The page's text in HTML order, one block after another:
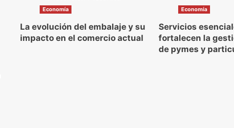
Economía
La evolución del embalaje y su
impacto en el comercio actual
Economía
Servicios
fortalecen la
de pymes y